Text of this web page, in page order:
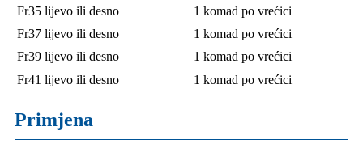
Fr35 lijevo ili desno
1 komad po vrećici
Fr37 lijevo ili desno
1 komad po vrećici
Fr39 lijevo ili desno
1 komad po vrećici
Fr41 lijevo ili desno
1 komad po vrećici
Primjena